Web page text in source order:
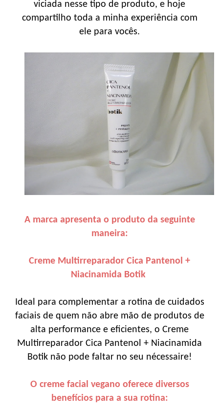
viciada nesse tipo de produto, e hoje
compartilho toda a minha experiência com
ele para vocês.
A marca apresenta o produto da seguinte
maneira:
Creme Multirreparador Cica Pantenol +
Niacinamida Botik
Ideal para complementar a rotina de cuidados
faciais de quem não abre mão de produtos de
alta performance e eficientes, o Creme
Multirreparador Cica Pantenol + Niacinamida
Botik não pode faltar no seu nécessaire!
O creme facial vegano oferece diversos
benefícios para a sua rotina: